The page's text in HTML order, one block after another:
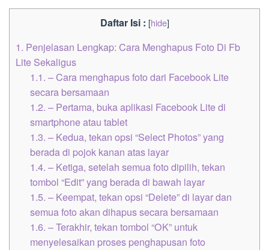
Daftar Isi : [hide]
1. Penjelasan Lengkap: Cara Menghapus Foto Di Fb
Lite Sekaligus
1.1. – Cara menghapus foto dari Facebook Lite
secara bersamaan
1.2. – Pertama, buka aplikasi Facebook Lite di
smartphone atau tablet
1.3. – Kedua, tekan opsi “Select Photos” yang
berada di pojok kanan atas layar
1.4. – Ketiga, setelah semua foto dipilih, tekan
tombol “Edit” yang berada di bawah layar
1.5. – Keempat, tekan opsi “Delete” di layar dan
semua foto akan dihapus secara bersamaan
1.6. – Terakhir, tekan tombol “OK” untuk
menyelesaikan proses penghapusan foto